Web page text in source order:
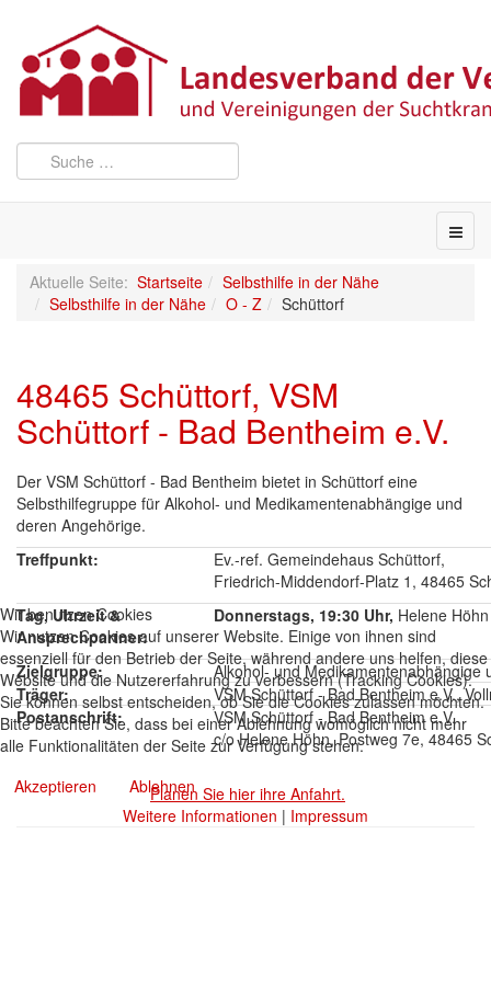
Aktuelle Seite: Startseite
Selbsthilfe in der Nähe
Selbsthilfe in der Nähe
O - Z Schüttorf
48465 Schüttorf, VSM
Schüttorf - Bad Bentheim e.V.
Der VSM Schüttorf - Bad Bentheim bietet in Schüttorf eine
Selbsthilfegruppe für Alkohol- und Medikamentenabhängige und
deren Angehörige.
Treffpunkt:
Ev.-ref. Gemeindehaus Schüttorf,
Friedrich-Middendorf-Platz 1, 48465
Tag, Uhrzeit &
Ansprechpartner:
Donnerstags, 19:30 Uhr, Helene
Zielgruppe:
Alkohol- und Medikamentenabhängige
Träger:
VSM Schüttorf - Bad Bentheim e.V.,
Postanschrift:
VSM Schüttorf - Bad Bentheim e.V.
c/o Helene Höhn, Postweg 7e, 48465
Planen Sie hier ihre Anfahrt.
Wir benutzen Cookies
Wir nutzen Cookies auf unserer Website. Einige von ihnen sind
essenziell für den Betrieb der Seite, während andere uns helfen, diese
Website und die Nutzererfahrung zu verbessern (Tracking Cookies).
Sie können selbst entscheiden, ob Sie die Cookies zulassen möchten.
Bitte beachten Sie, dass bei einer Ablehnung womöglich nicht mehr
alle Funktionalitäten der Seite zur Verfügung stehen.
Akzeptieren
Ablehnen
Weitere Informationen | Impressum